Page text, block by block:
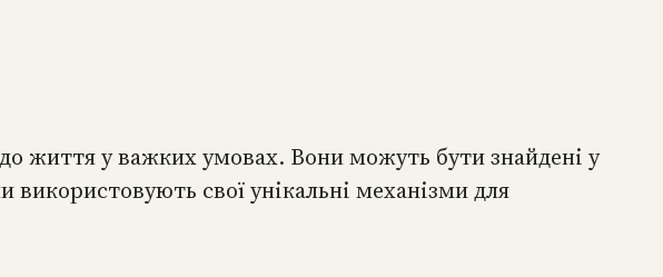
життя у важких умовах. Вони можуть бути знайдені у
свої унікальні механізми для